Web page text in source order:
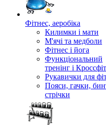
Фітнес, аеробіка
Килимки і мати
М'ячі та медболи
Фітнес і йога
Функціональний
тренінг і Кроссфіт
Рукавички для
Пояси, гачки,
стрічки